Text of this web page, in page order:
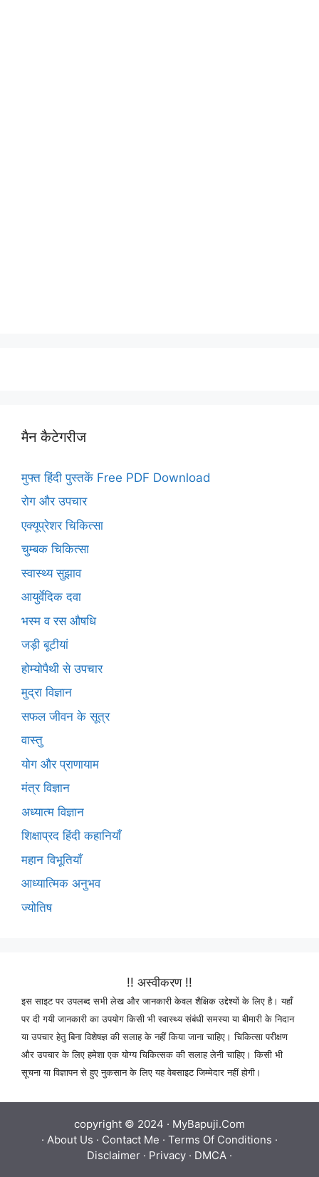
मैन कैटेगरीज
मुफ्त हिंदी पुस्तकें Free PDF Download
रोग और उपचार
एक्यूप्रेशर चिकित्सा
चुम्बक चिकित्सा
स्वास्थ्य सुझाव
आयुर्वेदिक दवा
भस्म व रस औषधि
जड़ी बूटीयां
होम्योपैथी से उपचार
मुद्रा विज्ञान
सफल जीवन के सूत्र
वास्तु
योग और प्राणायाम
मंत्र विज्ञान
अध्यात्म विज्ञान
शिक्षाप्रद हिंदी कहानियाँ
महान विभूतियाँ
आध्यात्मिक अनुभव
ज्योतिष
!! अस्वीकरण !!
इस साइट पर उपलब्द सभी लेख और जानकारी केवल शैक्षिक उद्देश्यों के लिए है। यहाँ
पर दी गयी जानकारी का उपयोग किसी भी स्वास्थ्य संबंधी समस्या या बीमारी के निदान
या उपचार हेतु बिना विशेषज्ञ की सलाह के नहीं किया जाना चाहिए। चिकित्सा परीक्षण
और उपचार के लिए हमेशा एक योग्य चिकित्सक की सलाह लेनी चाहिए। किसी भी
सूचना या विज्ञापन से हुए नुकसान के लिए यह वेबसाइट जिम्मेदार नहीं होगी।
copyright © 2024 · MyBapuji.Com
· About Us · Contact Me · Terms Of Conditions ·
Disclaimer · Privacy · DMCA ·